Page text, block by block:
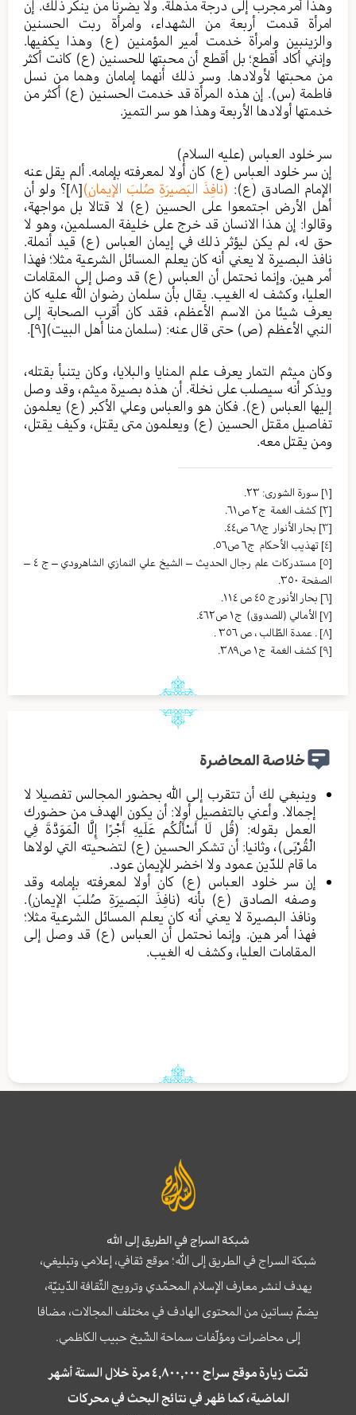
وهذا أمر مجرب إلى درجة مذهلة. ولا يضرنا من ينكر ذلك. إن
امرأة قدمت أربعة من الشهداء، وامرأة ربت الحسنين
والزينبين وامرأة خدمت أمير المؤمنين (ع) وهذا يكفيها.
وإنني أكاد أقطع؛ بل أقطع أن محبتها للحسنين (ع) كانت أكثر
من محبتها لأولادها. وسر ذلك أنهما إمامان وهما من نسل
فاطمة (س). إن هذه المرأة قد خدمت الحسنين (ع) أكثر من
خدمتها أولادها الأربعة وهذا هو سر التميز.
سر خلود العباس (عليه السلام)
إن سر خلود العباس (ع) كان أولا لمعرفته بإمامه. ألم يقل عنه
الإمام الصادق (ع): (نافِذَ البَصيرَةِ صُلبَ الإيمانِ)[٨]
؟ ولو أن
أهل الأرض اجتمعوا على الحسين (ع) لا قتالا بل مواجهة،
وقالوا: إن هذا الانسان قد خرج على خليفة المسلمين، وهو لا
حق له، لم يكن ليؤثر ذلك في إيمان العباس (ع) قيد أنملة.
نافذ البصيرة لا يعني أنه كان يعلم المسائل الشرعية مثلا؛ فهذا
أمر هين. وإنما نحتمل أن العباس (ع) قد وصل إلى المقامات
العليا، وكشف له الغيب. يقال بأن سلمان رضوان الله عليه كان
يعرف شيئا من الاسم الأعظم، فقد كان أقرب الصحابة إلى
النبي الأعظم (ص) حتى قال عنه: (سلمان منا أهل البيت)[٩] .
وكان ميثم التمار يعرف علم المنايا والبلايا، وكان يتنبأ بقتله،
ويذكر أنه سيصلب على نخلة. أن هذه بصيرة ميثم، وقد وصل
إليها العباس (ع). فكان هو والعباس وعلي الأكبر (ع) يعلمون
تفاصيل مقتل الحسين (ع) ويعلمون متى يقتل، وكيف يقتل،
ومن يقتل معه.
[١]
سورة الشورى: ٢٣.
[٢]
كشف الغمة ج٢ ص٦١.
[٣]
بحار الأنوار ج٦٨ ص٤٤.
[٤]
تهذيب الأحكام ج٦ ص٥٦.
[٥]
مستدركات علم رجال الحديث – الشيخ علي النمازي الشاهرودي – ج ٤ –
الصفحة ٣٥٠.
[٦]
بحار الأنور ج ٤٥ ص ١١٤.
[٧]
الأمالي (للصدوق) ج١ ص٤٦٢.
[٨]
. عمدة الطّالب ، ص ٣٥٦ .
[٩]
كشف الغمة ج١ ص٣٨٩.
خلاصة المحاضرة
وينبغي لك أن تتقرب إلى الله بحضور المجالس تفصيلا لا
إجمالا. وأعني بالتفصيل أولا: أن يكون الهدف من حضورك
العمل بقوله: (قُل لَا أَسْأَلُكُم عَلَيهِ أَجْرًا إِلَّا الْمَوَدَّةَ فِي
الْقُرْبَى)، وثانيا: أن تشكر الحسين (ع) لتضحيته التي لولاها
ما قام للدّین عمود ولا اخضر للإیمان عود.
إن سر خلود العباس (ع) كان أولا لمعرفته بإمامه وقد
وصفه الصادق (ع) بأنه (نافِذَ البَصيرَةِ صُلبَ الإيمانِ).
ونافذ البصيرة لا يعني أنه كان يعلم المسائل الشرعية مثلا؛
فهذا أمر هين. وإنما نحتمل أن العباس (ع) قد وصل إلى
المقامات العليا، وكشف له الغيب.
شبكة السراج في الطريق إلى الله
شبكة السراج في الطريق إلى الله؛ موقع ثقافي، إعلامي وتبليغي،
يهدف لنشر معارف الإسلام المحمّدي وترويج الثّقافة الدّينيّة،
يضمّ بساتين من المحتوى الهادف في مختلف المجالات، مضافا
إلى محاضرات ومؤلّفات سماحة الشّيخ حبيب الكاظمي.
تمّت زيارة موقع سراج ٤,٨٠٠,٠٠٠ مرة خلال الستة أشهر
الماضية، كما ظهر في نتائج البحث في محركات